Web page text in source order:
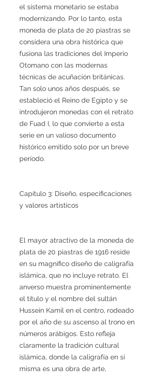
el sistema monetario se estaba
modernizando. Por lo tanto, esta
moneda de plata de 20 piastras se
considera una obra histórica que
fusiona las tradiciones del Imperio
Otomano con las modernas
técnicas de acuñación británicas.
Tan solo unos años después, se
estableció el Reino de Egipto y se
introdujeron monedas con el retrato
de Fuad I, lo que convierte a esta
serie en un valioso documento
histórico emitido solo por un breve
período.
Capítulo 3: Diseño, especificaciones
y valores artísticos
El mayor atractivo de la moneda de
plata de 20 piastras de 1916 reside
en su magnífico diseño de caligrafía
islámica, que no incluye retrato. El
anverso muestra prominentemente
el título y el nombre del sultán
Hussein Kamil en el centro, rodeado
por el año de su ascenso al trono en
números arábigos. Esto refleja
claramente la tradición cultural
islámica, donde la caligrafía en sí
misma es una obra de arte,